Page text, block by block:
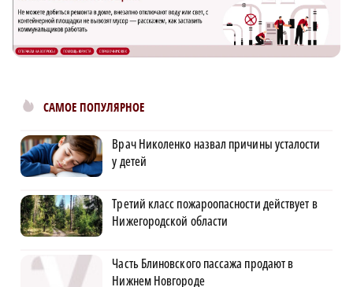
САМОЕ ПОПУЛЯРНОЕ
Врач Николенко назвал причины усталости
у детей
Третий класс пожароопасности действует в
Нижегородской области
Часть Блиновского пассажа продают в
Нижнем Новгороде